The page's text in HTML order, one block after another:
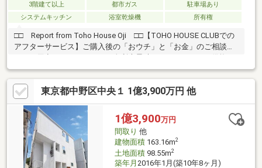
3階建て以上 都市ガス
駐車場あり
システムキッチン
浴室乾燥機 所有権
□□ Report from Toho House Oji □□【TOHO HOUSE CLUBでの
アフターサービス】ご購入後の「おウチ」と「お金」のご相談窓
相談、繰上返済のタイミング、各種保険の見直し・・・etc・おウ
チの設備保証や定期点検、駆け付けサービス・・・etc購入前のタ
イミングは勿論、購入後のご不安につきましてもご相談可能で
す！まずはお気軽に現地をご覧下さいませ。物件の詳細につい
て、ご見学希望のお客様は下記番号までお気軽にご連絡下さい。
お問い合わせ専用フリーダイヤル ： ０１２０－８９－１０４０
東京都中野区中央１ 1億3,900万円 他
1億3,900万円
間取り 他
建物面積163.16m2
土地面積98.55m2
築年月 2016年1月(築10年8ヶ月)